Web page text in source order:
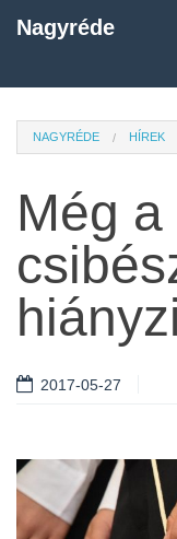
Nagyréde
NAGYRÉDE HÍREK
Még a
2017-05-27